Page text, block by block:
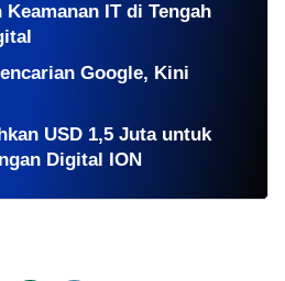
IT di Tengah
Google, Kini
USD 1,5 Juta untuk
Digital ION